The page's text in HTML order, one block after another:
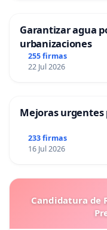
recomendaciones en:
Garantizar agua
urbanizaciones
255 firmas
22 Jul 2026
Mejoras urgentes
233 firmas
16 Jul 2026
Candidatura de